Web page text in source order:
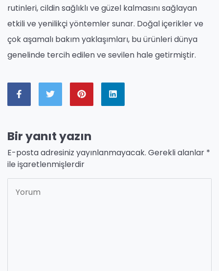
rutinleri, cildin sağlıklı ve güzel kalmasını sağlayan
etkili ve yenilikçi yöntemler sunar. Doğal içerikler ve
çok aşamalı bakım yaklaşımları, bu ürünleri dünya
genelinde tercih edilen ve sevilen hale getirmiştir.
Bir yanıt yazın
E-posta adresiniz yayınlanmayacak. Gerekli alanlar *
ile işaretlenmişlerdir